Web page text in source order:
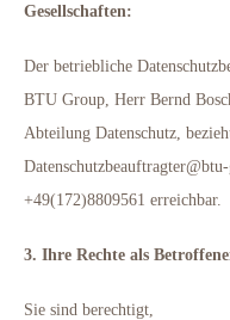
Gesellschaften:
Der betriebliche
BTU Group, Herr Bernd
Abteilung Datenschutz,
+49(172)8809561 erreichbar.
3. Ihre Rechte als
Sie sind berechtigt,